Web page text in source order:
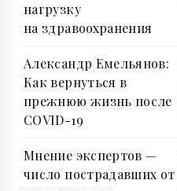
нагрузку
на здравоохранения
Александр Емельянов:
Как вернуться в
прежнюю жизнь после
COVID-19
Мнение экспертов —
число пострадавших от